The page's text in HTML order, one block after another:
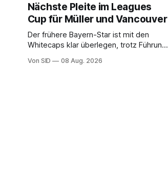
Nächste Pleite im Leagues
Cup für Müller und Vancouver
Der frühere Bayern-Star ist mit den
Whitecaps klar überlegen, trotz Führung
Punkte.
Von SID 08 Aug. 2026